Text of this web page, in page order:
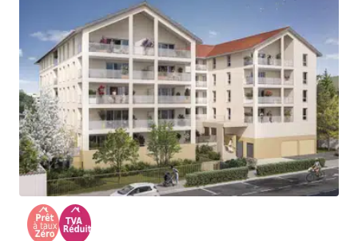
jeunes actifs et étudiants, se trouve à 7 min* en vélo.
Depuis cette nouvelle adresse, accédez rapidement à
la gare TGV de Calais, à seulement 8 min* en voiture,
offrant des liaisons rapides vers des destinations
telles que Lille, Amiens ou encore Paris Nord. Pour le
quotidien, commerces et services tels que
supermarché, boulangerie et pharmacie sont situés à
proximité immédiate. Parfaitement conçus pour
répondre aux attentes des jeunes actifs et des
étudiants, les logements disposent d'une cuisine et
profitent de services communs tels que laverie,
cafétéria, salle commune et salle de sport. Des
parkings aériens […] Voir le programme immobilier
neuf >>